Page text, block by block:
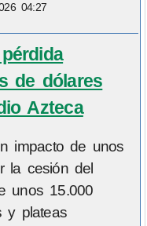
04:27
de dólares
Azteca
impacto de unos
la cesión del
unos 15.000
y plateas